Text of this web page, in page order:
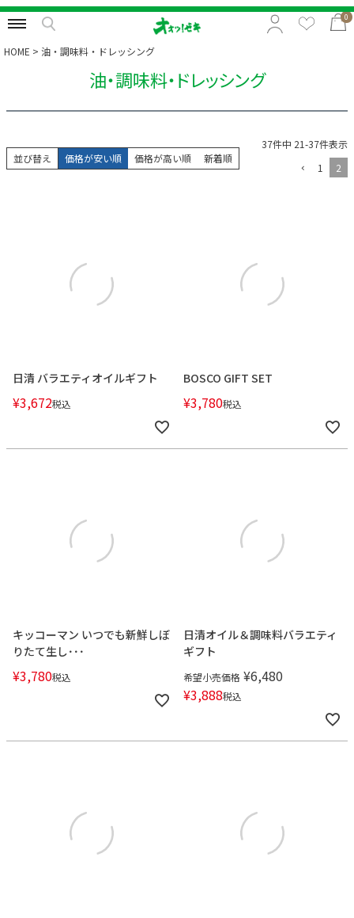
0
特集から選択
カテゴリから選択
HOME 油・調味料・ドレッシング
油・調味料・ドレッシング
並び替え 価格が安い順 価格が高い順 新着順
37件中 21-37件表示
1
2
日清 バラエティオイルギフト
¥3,672税込
BOSCO GIFT SET
¥3,780税込
キッコーマン いつでも新鮮しぼ
りたて生し･･･
¥3,780税込
日清オイル＆調味料バラエティ
ギフト
希望小売価格 ¥6,480
¥3,888税込